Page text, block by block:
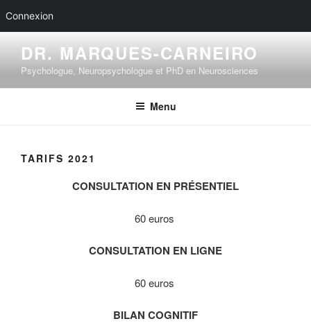
Connexion
contenu
principal
DR. MARQUES-CARNEIRO
Psychologue, Neuropsychologue et PhD en Neurosciences
Menu
TARIFS 2021
CONSULTATION EN PRÉSENTIEL
60 euros
CONSULTATION EN LIGNE
60 euros
BILAN COGNITIF